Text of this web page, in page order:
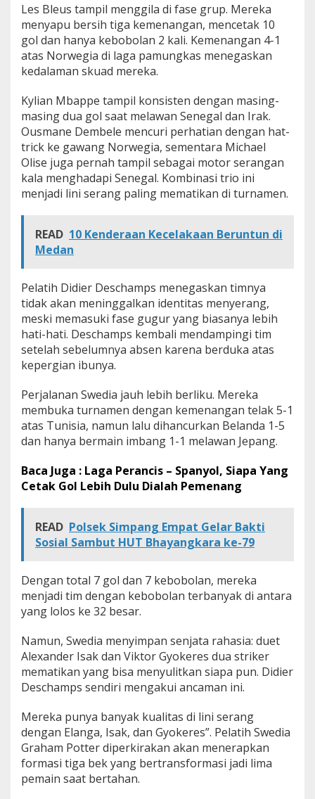
s
D
u
n
g
u
k
a
n
,
D
u
e
s
G
y
o
k
e
r
e
A
n
c
a
m
S
e
u
s
Les Bleus tampil menggila di fase grup. Mereka
menyapu bersih tiga kemenangan, mencetak 10
gol dan hanya kebobolan 2 kali. Kemenangan 4-1
atas Norwegia di laga pamungkas menegaskan
kedalaman skuad mereka.
Kylian Mbappe tampil konsisten dengan masing-
masing dua gol saat melawan Senegal dan Irak.
Ousmane Dembele mencuri perhatian dengan hat-
trick ke gawang Norwegia, sementara Michael
Olise juga pernah tampil sebagai motor serangan
kala menghadapi Senegal. Kombinasi trio ini
menjadi lini serang paling mematikan di turnamen.
READ 10 Kenderaan Kecelakaan Beruntun di
Medan
Pelatih Didier Deschamps menegaskan timnya
tidak akan meninggalkan identitas menyerang,
meski memasuki fase gugur yang biasanya lebih
hati-hati. Deschamps kembali mendampingi tim
setelah sebelumnya absen karena berduka atas
kepergian ibunya.
Perjalanan Swedia jauh lebih berliku. Mereka
membuka turnamen dengan kemenangan telak 5-1
atas Tunisia, namun lalu dihancurkan Belanda 1-5
dan hanya bermain imbang 1-1 melawan Jepang.
Baca Juga : Laga Perancis – Spanyol, Siapa Yang
Cetak Gol Lebih Dulu Dialah Pemenang
READ Polsek Simpang Empat Gelar Bakti
Sosial Sambut HUT Bhayangkara ke-79
Dengan total 7 gol dan 7 kebobolan, mereka
menjadi tim dengan kebobolan terbanyak di antara
yang lolos ke 32 besar.
Namun, Swedia menyimpan senjata rahasia: duet
Alexander Isak dan Viktor Gyokeres dua striker
mematikan yang bisa menyulitkan siapa pun. Didier
Deschamps sendiri mengakui ancaman ini.
Mereka punya banyak kualitas di lini serang
dengan Elanga, Isak, dan Gyokeres”. Pelatih Swedia
Graham Potter diperkirakan akan menerapkan
formasi tiga bek yang bertransformasi jadi lima
pemain saat bertahan.